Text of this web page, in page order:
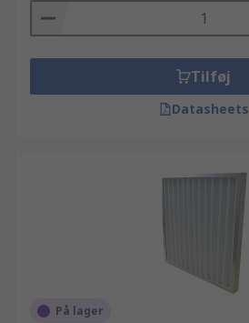
Tilføj
Datasheets
På lager